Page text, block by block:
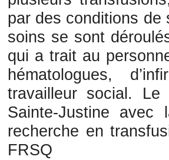
par des conditions
soins se sont
qui a trait au
hématologues,
travailleur social.
Sainte-Justine avec
recherche en
FRSQ